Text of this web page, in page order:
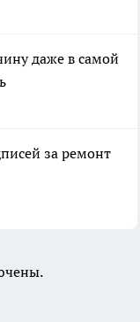
даже в самой
за ремонт